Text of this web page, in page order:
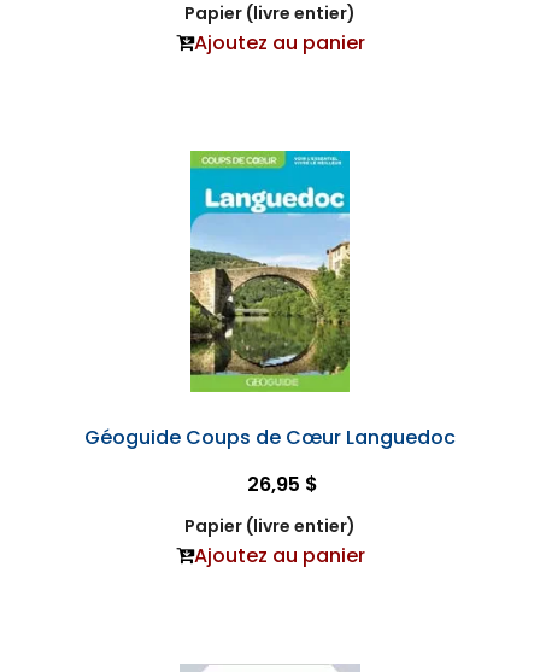
Papier (livre entier)
Ajoutez au panier
Géoguide Coups de Cœur Languedoc
26,95 $
Papier (livre entier)
Ajoutez au panier